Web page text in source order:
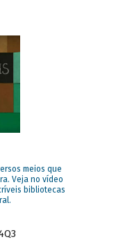
meios que
Veja no vídeo
bibliotecas